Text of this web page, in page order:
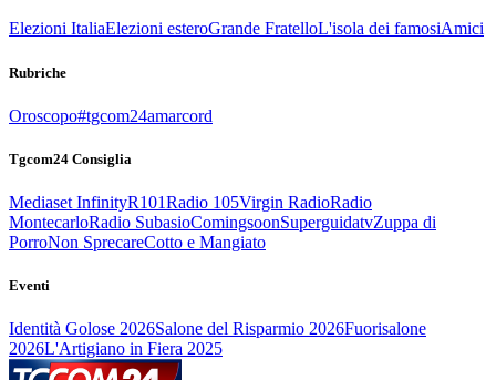
Elezioni ItaliaElezioni esteroGrande FratelloL'isola dei famosiAmici
Rubriche
Oroscopo#tgcom24amarcord
Tgcom24 Consiglia
Mediaset InfinityR101Radio 105Virgin RadioRadio
MontecarloRadio SubasioComingsoonSuperguidatvZuppa di
PorroNon SprecareCotto e Mangiato
Eventi
Identità Golose 2026Salone del Risparmio 2026Fuorisalone
2026L'Artigiano in Fiera 2025